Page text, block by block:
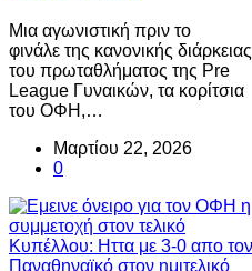
Μια αγωνιστική πριν το
φινάλε της κανονικής διάρκειας
του πρωταθλήματος της Pre
League Γυναικών, τα κορίτσια
του ΟΦΗ,…
Μαρτίου 22, 2026
0